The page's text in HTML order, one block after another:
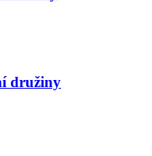
družiny